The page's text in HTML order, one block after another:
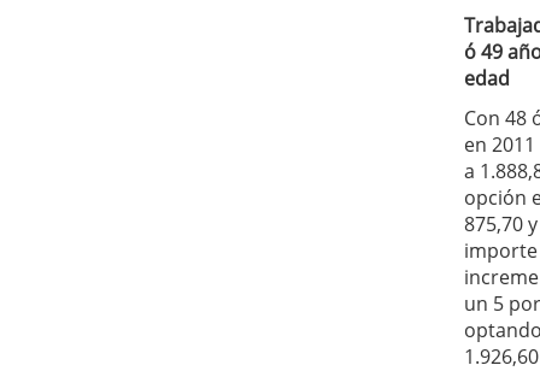
ó 49
edad
Con 48
en
a
opción
875,70
importe
un 5